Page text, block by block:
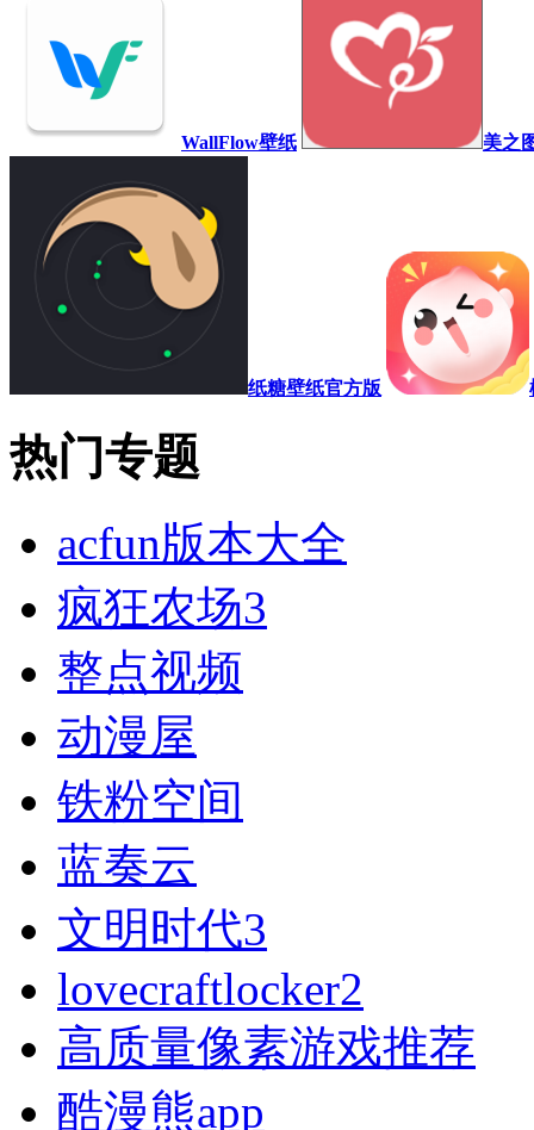
WallFlow壁纸 美之
纸糖壁纸官方版
热门专题
acfun版本大全
疯狂农场3
整点视频
动漫屋
铁粉空间
蓝奏云
文明时代3
lovecraftlocker2
高质量像素游戏推荐
酷漫熊app